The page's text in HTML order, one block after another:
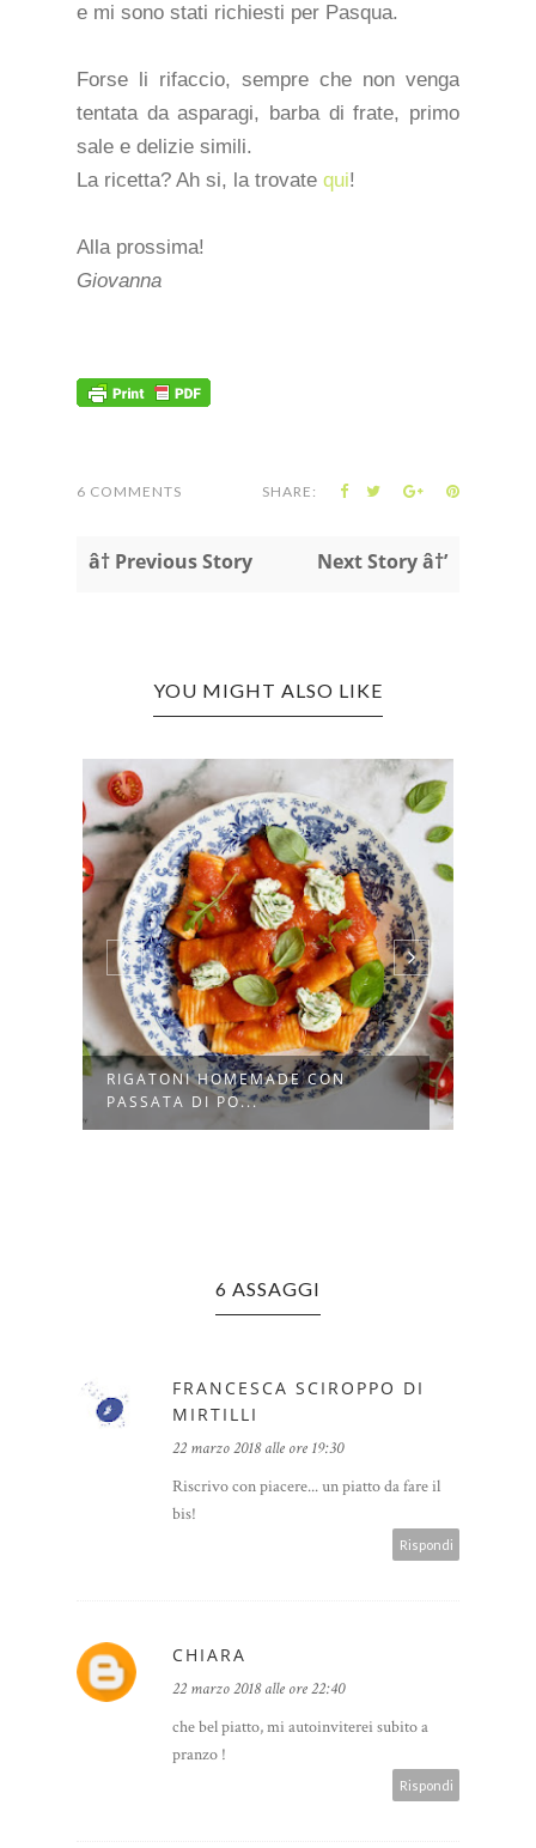
e mi sono stati richiesti per Pasqua.
Forse li rifaccio, sempre che non venga
tentata da asparagi, barba di frate, primo
sale e delizie simili.
La ricetta? Ah si, la trovate qui!
Alla prossima!
Giovanna
6 COMMENTS SHARE:
â† Previous Story Next Story â†’
YOU MIGHT ALSO LIKE
RIGATONI HOMEMADE CON
PASSATA DI PO...
6 ASSAGGI
FRANCESCA SCIROPPO DI
MIRTILLI
22 marzo 2018 alle ore 19:30
Riscrivo con piacere... un piatto da fare il
bis!
Rispondi
CHIARA
22 marzo 2018 alle ore 22:40
che bel piatto, mi autoinviterei subito a
pranzo !
Rispondi